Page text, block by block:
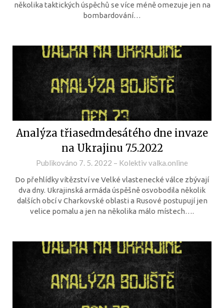
několika taktických úspěchů se více méně omezuje jen na
bombardování…
Analýza třiasedmdesátého dne invaze
na Ukrajinu 7.5.2022
Publikováno 7. 5. 2022 – Kolektiv valka.online
Do přehlídky vítězství ve Velké vlastenecké válce zbývají
dva dny. Ukrajinská armáda úspěšně osvobodila několik
dalších obcí v Charkovské oblasti a Rusové postupují jen
velice pomalu a jen na několika málo místech….